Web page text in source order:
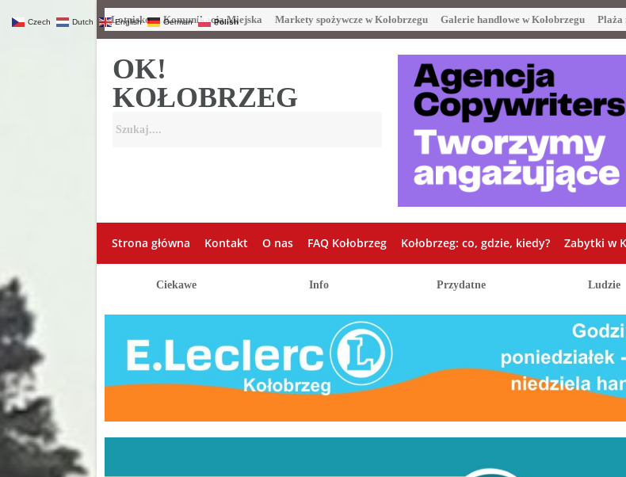
Lotnisko Komunikacja Miejska Markety spożywcze w Kołobrzegu Galerie handlowe w Kołobrzegu Plaża
OK!
KOŁOBRZEG
Strona główna Kontakt O nas FAQ Kołobrzeg Kołobrzeg: co, gdzie, kiedy? Zabytki w
Ciekawe Info Przydatne Ludzie
Czech Dutch English German Polish